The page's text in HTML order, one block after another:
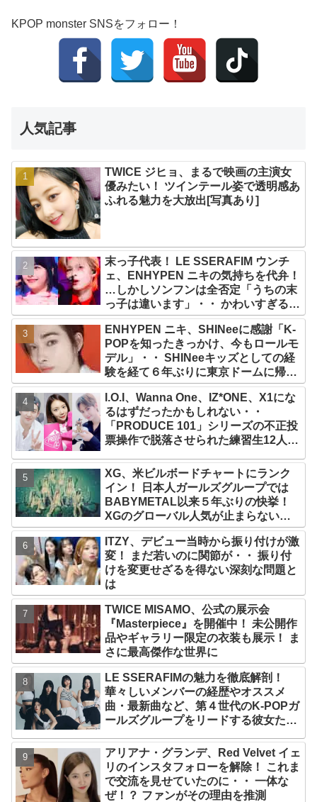
KPOP monster SNSをフォロー！
人気記事
TWICE ジヒョ、まるで映画の主演女
優みたい！ ツインテール姿で透明感あ
ふれる魅力を大放出[写真あり]
末っ子代表！ LE SSERAFIM ウンチ
ェ、ENHYPEN ニキの気持ちを代弁！
…しかしソンフンは全否定「うちの末
っ子は違います」・・ かわいすぎる２
人の会話に爆笑
ENHYPEN ニキ、SHINeeに感謝「K-
POPを知ったきっかけ、今もロールモ
デル」・・ SHINeeキッズとしての経
験を経て６年ぶりに東京ドームに帰還
した感想は？
I.O.I、Wanna One、IZ*ONE、X1にな
るはずだったかもしれない・・
「PRODUCE 101」シリーズの不正投
票操作で脱落させられた練習生12人の
XG、米ビルボードチャートにランク
イン！ 日本人ガールズグループでは
BABYMETAL以来５年ぶりの快挙！
XGのグローバル人気が止まらない…
「コーチェラ2025」にも日本人唯一の
出演
ITZY、デビュー当時から振り付けが激
変！ まだ若いのに関節が・・ 振り付
けを変更せざるを得ない深刻な問題と
は
TWICE MISAMO、公式の展示会
『Masterpiece』を開催中！ 未公開作
品やギャラリー限定の衣装も展示！ ま
さに最高傑作な世界に
LE SSERAFIMの魅力を徹底解剖！
華々しいメンバーの経歴やオススメ
曲・最新曲など、第４世代のK-POPガ
ールズグループをリードする彼女たち
アリアナ・グランデ、Red Velvet イェ
リのインスタフォローを解除！ これま
で交流を見せていたのに・・ 一体な
ぜ！？ ファンがその理由を推測